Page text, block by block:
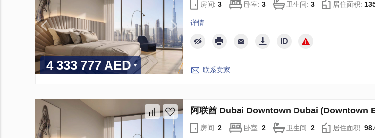
4 333 777 AED
房间: 3 卧室: 3 卫生间: 3 居住面积:
详情
联系卖家
阿联酋 Dubai Downtown Dubai (Downtown
房间: 2 卧室: 2 卫生间: 2 居住面积: